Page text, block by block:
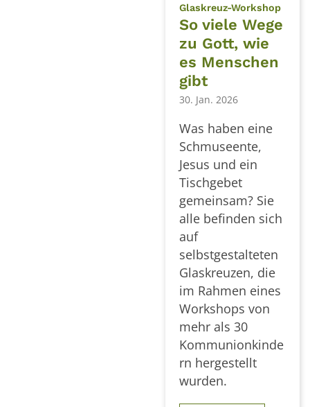
Glaskreuz-Workshop:
So viele Wege
zu Gott, wie
es Menschen
gibt
30. Jan. 2026
Was haben eine
Schmuseente,
Jesus und ein
Tischgebet
gemeinsam? Sie
alle befinden sich
auf
selbstgestalteten
Glaskreuzen, die
im Rahmen eines
Workshops von
mehr als 30
Kommunionkinde
rn hergestellt
wurden.